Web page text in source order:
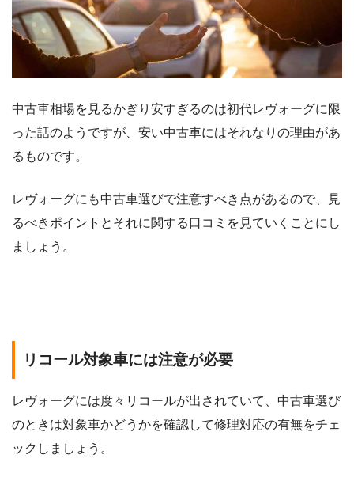
中古車相場を見るかぎり安すぎるのは初代レヴォーグに限
った話のようですが、安い中古車にはそれなりの理由があ
るものです。
レヴォーグにも中古車選びで注意すべき点があるので、見
るべきポイントとそれに関する口コミを見ていくことにし
ましょう。
リコール対象車には注意が必要
レヴォーグには度々リコールが出されていて、中古車選び
のときは対象車かどうかを確認して修理対応の有無をチェ
ックしましょう。